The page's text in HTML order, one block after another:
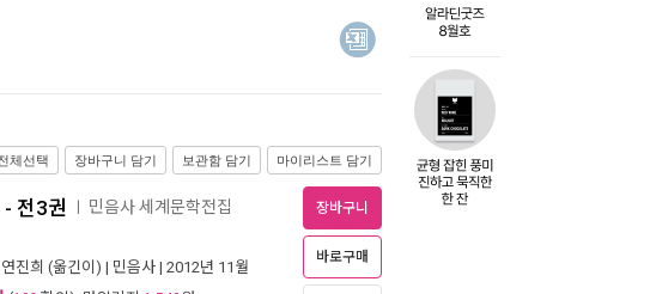
체선택 장바구니 담기 보관함 담기 마이리스트 담기
- 전3권 민음사 세계문학전집
연진희 (옮긴이) | 민음사 | 2012년 11월
장바구니
바로구매